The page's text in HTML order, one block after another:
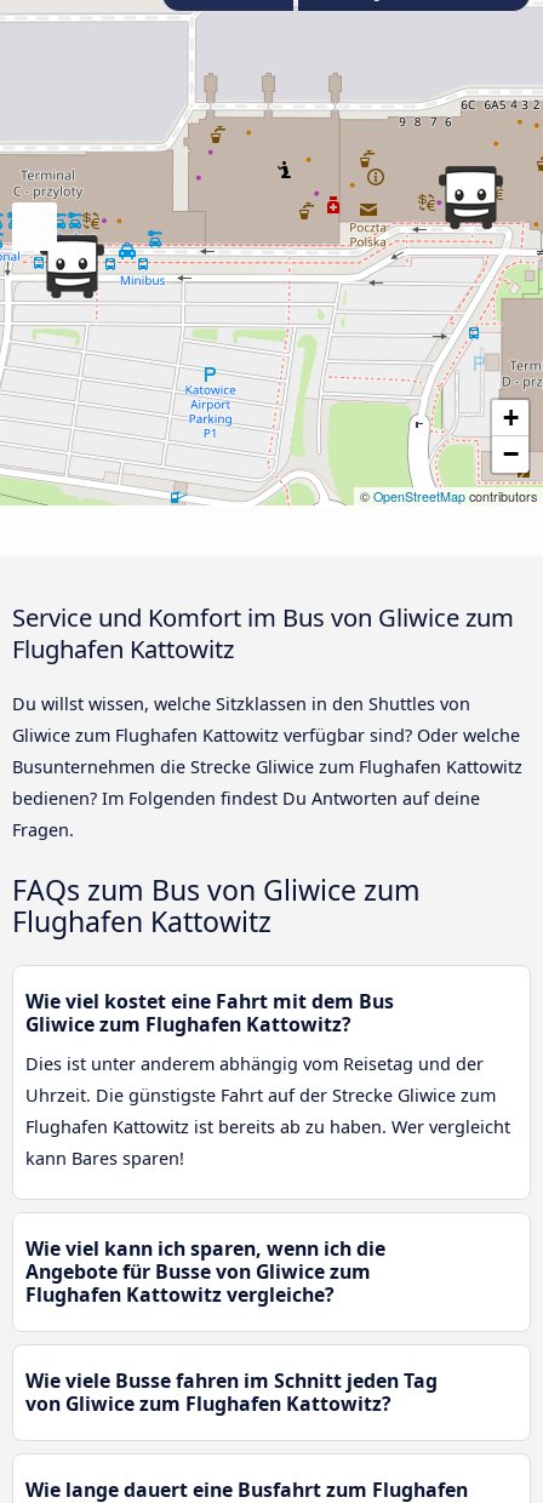
+
−
© OpenStreetMap contributors
Service und Komfort im Bus von Gliwice zum
Flughafen Kattowitz
Du willst wissen, welche Sitzklassen in den Shuttles von
Gliwice zum Flughafen Kattowitz verfügbar sind? Oder welche
Busunternehmen die Strecke Gliwice zum Flughafen Kattowitz
bedienen? Im Folgenden findest Du Antworten auf deine
Fragen.
FAQs zum Bus von Gliwice zum
Flughafen Kattowitz
Wie viel kostet eine Fahrt mit dem Bus
Gliwice zum Flughafen Kattowitz?
Dies ist unter anderem abhängig vom Reisetag und der
Uhrzeit. Die günstigste Fahrt auf der Strecke Gliwice zum
Flughafen Kattowitz ist bereits ab zu haben. Wer vergleicht
kann Bares sparen!
Wie viel kann ich sparen, wenn ich die
Angebote für Busse von Gliwice zum
Flughafen Kattowitz vergleiche?
Wie viele Busse fahren im Schnitt jeden Tag
von Gliwice zum Flughafen Kattowitz?
Wie lange dauert eine Busfahrt zum Flughafen